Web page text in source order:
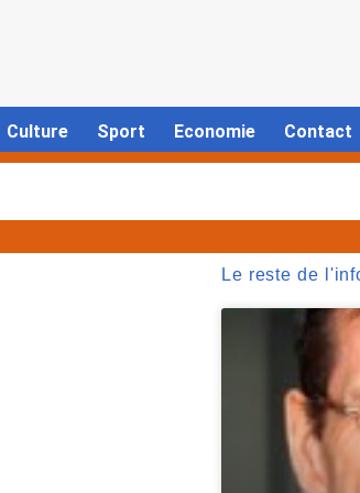
Culture Sport Economie Contact
Le reste de